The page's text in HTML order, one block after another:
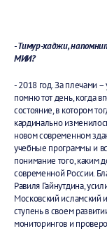
- Тимур-хаджи,
МИИ?
- 2018 год. За плечами
помню тот день, когда
состояние, в котором
кардинально
новом современном
учебные программы и
понимание того, каким
современной России.
Равиля Гайнутдина,
Московский исламский
ступень в своем
мониторингов и